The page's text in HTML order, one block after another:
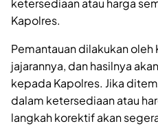
ketersediaan atau harga
Kapolres.
Pemantauan dilakukan
jajarannya, dan hasilnya
kepada Kapolres. Jika
dalam ketersediaan atau
langkah korektif akan